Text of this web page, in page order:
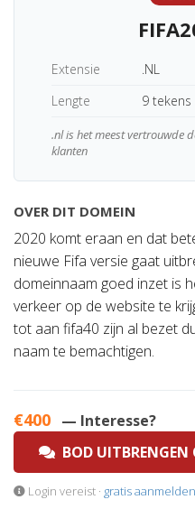
Extensie
.NL
Lengte
9 tekens
.nl is het meest vertrouwde
klanten
OVER DIT DOMEIN
2020 komt eraan en dat
nieuwe Fifa versie gaat
domeinnaam goed inzet is
verkeer op de website te
tot aan fifa40 zijn al bezet
naam te bemachtigen.
€400 — Interesse?
BOD UITBRENGEN
Login vereist · gratis aanmelden